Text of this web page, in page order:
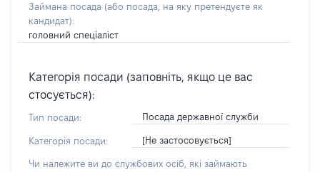
Займана посада (або посада, на яку претендуєте як
кандидат):
головний спеціаліст
Категорія посади (заповніть, якщо це вас
стосується):
Тип посади: Посада державної служби
Категорія посади: [Не застосовується]
Чи належите ви до службових осіб, які займають